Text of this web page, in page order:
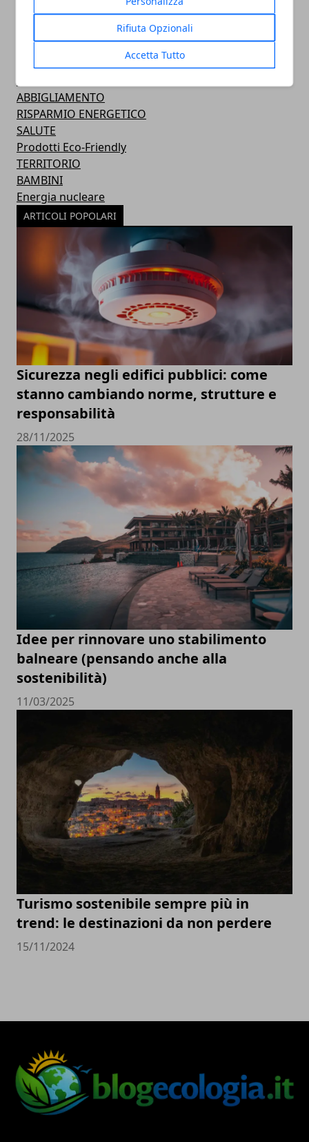
Rifiuta Opzionali
Accetta Tutto
CATEGORIE
RINNOVABILI
AMBIENTE
ABBIGLIAMENTO
RISPARMIO ENERGETICO
SALUTE
Prodotti Eco-Friendly
TERRITORIO
BAMBINI
Energia nucleare
ARTICOLI POPOLARI
Sicurezza negli edifici pubblici: come
stanno cambiando norme, strutture e
responsabilità
28/11/2025
Idee per rinnovare uno stabilimento
balneare (pensando anche alla
sostenibilità)
11/03/2025
Turismo sostenibile sempre più in
trend: le destinazioni da non perdere
15/11/2024